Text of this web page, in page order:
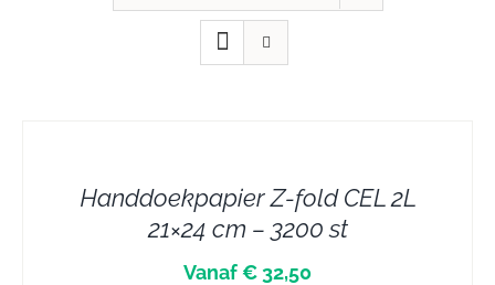
Handdoekpapier Z-fold CEL 2L
21×24 cm – 3200 st
Vanaf € 32,50